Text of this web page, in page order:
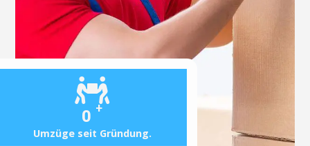
0 +
Umzüge seit Gründung.